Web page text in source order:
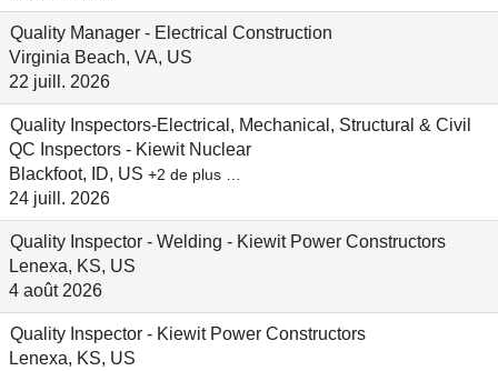
Quality Manager - Electrical Construction
Virginia Beach, VA, US
22 juill. 2026
Quality Inspectors-Electrical, Mechanical, Structural & Civil
QC Inspectors - Kiewit Nuclear
Blackfoot, ID, US +2 de plus …
24 juill. 2026
Quality Inspector - Welding - Kiewit Power Constructors
Lenexa, KS, US
4 août 2026
Quality Inspector - Kiewit Power Constructors
Lenexa, KS, US